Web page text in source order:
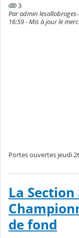
3
Par admin
16:59 - Mis à jour le
Portes ouvertes jeudi
La
de fond